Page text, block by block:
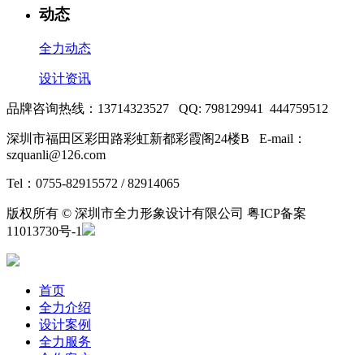
动态
全力动态
设计资讯
品牌咨询热线：13714323527 QQ: 798129941 444759512
深圳市福田区彩田路彩虹新都彩霞阁24楼B E-mail：
szquanli@126.com
Tel：0755-82915572 / 82914065
版权所有 © 深圳市全力形象设计有限公司 粤ICP备案
11013730号-1
首页
全力介绍
设计案例
全力服务